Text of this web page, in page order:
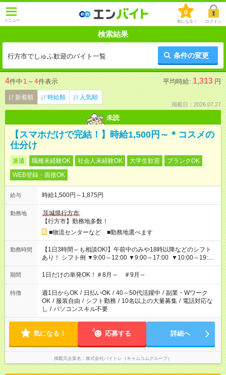
メニュー
0
気になる！ ログイン
検索結果
行方市でしゅふ歓迎のバイト一覧 条件の変更
4件中1 ～ 4件表示 平均時給: 1,313 円
新着順 時給順 人気順
掲載日：2026.07.27
未読
【スマホだけで完結！】時給1,500円～＊コスメの
仕分け
派遣 職種未経験OK 社会人未経験OK 大学生歓迎
ブランクOK
WEB登録・面接OK
給与 時給1,500円～1,875円
勤務地
茨城県行方市
【行方市】勤務地多数！
■物流センターなど ■勤務地選べます
勤務時間
【1日3時間～も相談OK!】午前中のみや18時以降などのシフト
あり！ シフト例 ▼9:00～12:00 ▼9:00～17:00 ▼10:00～19:00
▼18:00～21:00
期間 1日だけの単発OK！＃8月～ ＃9月～
特徴 週1日からOK / 日払いOK / 40～50代活躍中 / 副業・Wワーク
OK / 服装自由 / シフト勤務 / 10名以上の大量募集 / 電話対応な
し / パソコンスキル不要
気になる！ 応募する 詳細へ
掲載元企業名 株式会社バイトレ（キャムコムグループ）